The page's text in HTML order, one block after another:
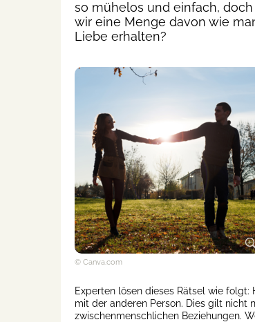
so mühelos und einfach,
wir eine Menge davon wie
Liebe erhalten?
© Canva.com
Experten lösen dieses Rätsel wie
mit der anderen Person. Dies gilt nicht
zwischenmenschlichen Beziehungen.